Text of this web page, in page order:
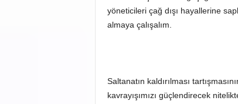
yöneticileri çağ dışı hayallerine
almaya çalışalım.
Saltanatın kaldırılması
kavrayışımızı güçlendirecek